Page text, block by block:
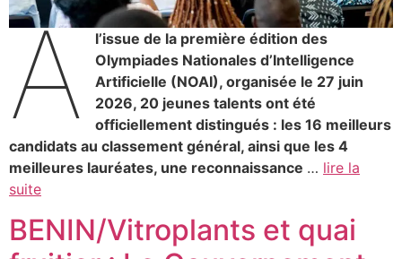
À
l’issue de la première édition des
Olympiades Nationales d’Intelligence
Artificielle (NOAI), organisée le 27 juin
2026, 20 jeunes talents ont été
officiellement distingués : les 16 meilleurs
candidats au classement général, ainsi que les 4
meilleures lauréates, une reconnaissance … lire la
suite
BENIN/Vitroplants et quai